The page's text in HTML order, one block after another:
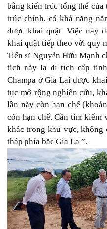
bằng kiến trúc tổng thể của
trúc chính, có khả năng
được khai quật. Việc này
khai quật tiếp theo với quy
Tiến sĩ Nguyễn Hữu Mạnh
tích này là di tích cấp
Champa ở Gia Lai được
tục mở rộng nghiên cứu,
lần này còn hạn chế
còn hạn chế. Cần tìm kiếm
khác trong khu vực, không
tháp phía bắc Gia Lai”.